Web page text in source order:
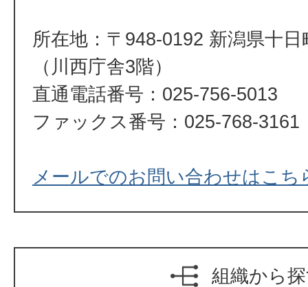
所在地：〒948-0192 新潟県十
（川西庁舎3階）
直通電話番号：025-756-5013
ファックス番号：025-768-3161
メールでのお問い合わせはこち
組織から